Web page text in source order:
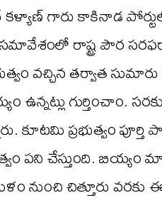
కళ్యాణ్ గారు కాకినాడ
రాష్ట్ర పౌర
వచ్చిన తర్వాత
గుర్తించాం.
కూటమి ప్రభుత్వం
పని చేస్తుంది.
నుంచి చిత్తూరు